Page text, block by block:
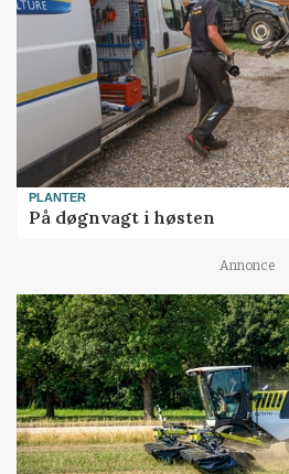
PLANTER
På døgnvagt i høsten
Annonce